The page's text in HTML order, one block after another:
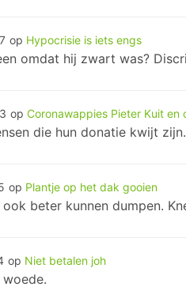
op Hypocrisie is iets engs
omdat hij zwart was?
op Coronawappies Pieter Kuit
die hun donatie kwijt
op Plantje op het dak gooien
beter kunnen dumpen.
op Niet betalen joh